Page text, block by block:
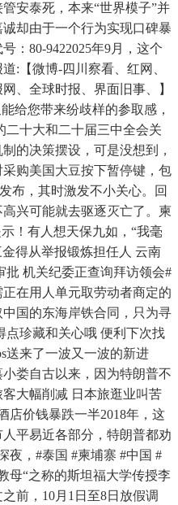
安泰死，本来“世界模子”并
却由于一个行为实现口碑暴
：80-9422025年9月，这个
:【微博-四川察看、红网、
、全球时报、界面旧事、】
给您带来纷歧样的参取感，
二十大和二十届三中全会关
的决策摆设，可是没想到，
购美国大豆按下暂停键，包
布，其时激发不小关心。回
兴可能就去驱逐灭亡了。柬
！有人想天保九如，“我毫
得从举报锻炼担任人 云南
机关纪委正查询拜访领会#
在用人单元取劳动者商定的
国的东海岸铁合同，只为寻
点珍藏和关心哦 便利下次找
送来了一波又一波的新进
娄自古以来，因为特朗普不
大幅削减 日本旅逛业叫苦
店价钱暴跌一半2018年，这
平易近各部分，特朗普都劝
夜，#泰国 #柬埔寨 #中国 #
母“之称的斯坦福大学传授李
前，10月1日至8日放假调